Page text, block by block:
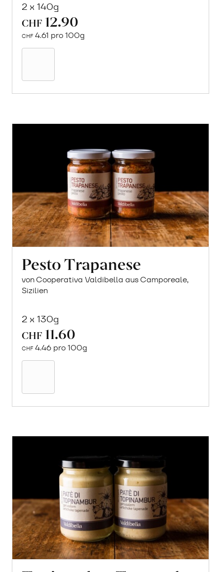
2 x 140g
CHF 12.90
CHF 4.61 pro 100g
Pesto Trapanese
von Cooperativa Valdibella aus Camporeale,
Sizilien
2 x 130g
CHF 11.60
CHF 4.46 pro 100g